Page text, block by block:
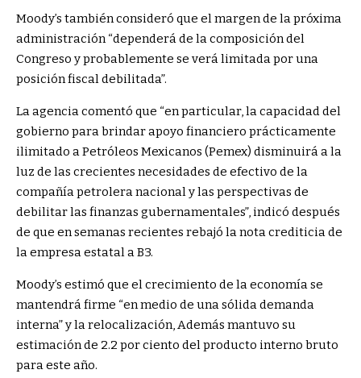
Moody’s también consideró que el margen de la próxima
administración “dependerá de la composición del
Congreso y probablemente se verá limitada por una
posición fiscal debilitada”.
La agencia comentó que “en particular, la capacidad del
gobierno para brindar apoyo financiero prácticamente
ilimitado a Petróleos Mexicanos (Pemex) disminuirá a la
luz de las crecientes necesidades de efectivo de la
compañía petrolera nacional y las perspectivas de
debilitar las finanzas gubernamentales”, indicó después
de que en semanas recientes rebajó la nota crediticia de
la empresa estatal a B3.
Moody’s estimó que el crecimiento de la economía se
mantendrá firme “en medio de una sólida demanda
interna” y la relocalización, Además mantuvo su
estimación de 2.2 por ciento del producto interno bruto
para este año.